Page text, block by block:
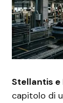
Stellantis e
capitolo di